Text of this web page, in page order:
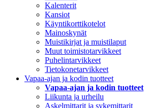
Kalenterit
Kansiot
Käyntikorttikotelot
Mainoskynät
Muistikirjat ja muistilaput
Muut toimistotarvikkeet
Puhelintarvikkeet
Tietokonetarvikkeet
Vapaa-ajan ja kodin tuotteet
Vapaa-ajan ja kodin tuotteet
Liikunta ja urheilu
Askelmittarit ja sykemittarit